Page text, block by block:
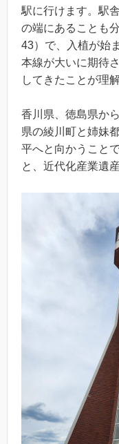
駅に行けます。駅
の端にあることも
43）で、入植が始
本線が大いに期待
してきたことが理
香川県、徳島県か
県の綾川町と姉妹
平へと向かうこと
と、近代化産業遺